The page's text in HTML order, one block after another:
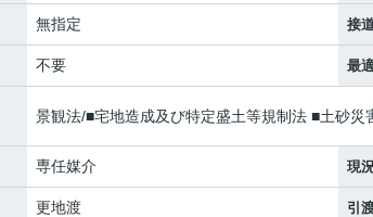
無指定 接
不要 最
景観法/■宅地造成及び特定盛土等規制法 ■土砂災
専任媒介 現
更地渡 引